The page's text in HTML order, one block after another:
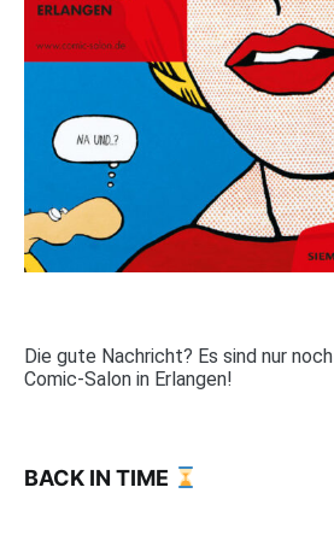
Die gute Nachricht? Es sind nur noch
Comic-Salon in Erlangen!
BACK IN TIME